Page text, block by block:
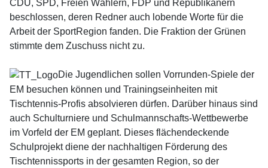
CDU, SPD, Freien Wählern, FDP und Republikanern
beschlossen, deren Redner auch lobende Worte für die
Arbeit der SportRegion fanden. Die Fraktion der Grünen
stimmte dem Zuschuss nicht zu.
Die Jugendlichen sollen Vorrunden-Spiele der
EM besuchen können und Trainingseinheiten mit
Tischtennis-Profis absolvieren dürfen. Darüber hinaus sind
auch Schulturniere und Schulmannschafts-Wettbewerbe
im Vorfeld der EM geplant. Dieses flächendeckende
Schulprojekt diene der nachhaltigen Förderung des
Tischtennissports in der gesamten Region, so der